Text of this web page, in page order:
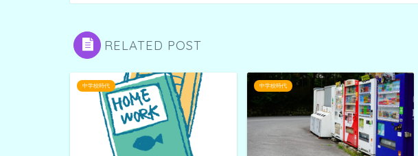
RELATED POST
中学校時代 中学校時代